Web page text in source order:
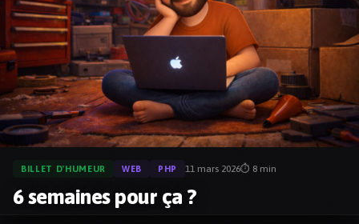
BILLET D'HUMEUR WEB PHP 11 mars 2026⏱ 8 min
6 semaines pour ça ?